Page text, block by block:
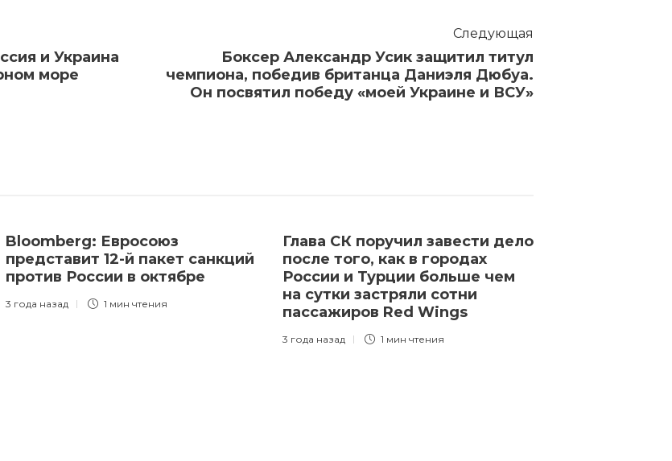
и Украина
море
Следующая
Боксер Александр Усик защитил титул
чемпиона, победив британца Даниэля Дюбуа.
Он посвятил победу «моей Украине и ВСУ»
Bloomberg: Евросоюз
представит 12-й пакет санкций
против России в октябре
3 года назад 1 мин чтения
Глава СК поручил завести дело
после того, как в городах
России и Турции больше чем
на сутки застряли сотни
пассажиров Red Wings
3 года назад 1 мин чтения